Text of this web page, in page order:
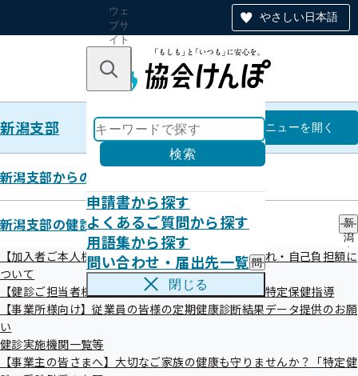
やさしい日本語
ウェ
ブサ
イト
のナ
ン
キーワードで探す
検索
申請書から探す
よくあるご質問から探す
用語集から探す
問い合わせ・届出先一覧 問
い
わ
出
閉じる
新潟支部 新潟支部
メニューを開く
新潟支部からのお知らせ
新潟支部の健診・保健指導のご案内
新
潟
支
部
診
指
【加入者ご本人様・ご家族様向け】健診の受診の流れ・自己負担額に
ついて
【健診ご担当者様・加入者様向け】受けんばねっ！特定保健指導
【事業所様向け】従業員の皆様の定期健康診断結果データ提供のお願
い
健診実施機関一覧等
【事業主の皆さまへ】大切なご家族の健康も守りませんか？「特定健
けんぽ通信Premium（健康保険
委員向け広報紙）
令和08年07月15日更新
健康保険委員の方へ、健康づくりや健康保険の情報を掲載し
た「けんぽ通信premium」を年4回お送りしています。